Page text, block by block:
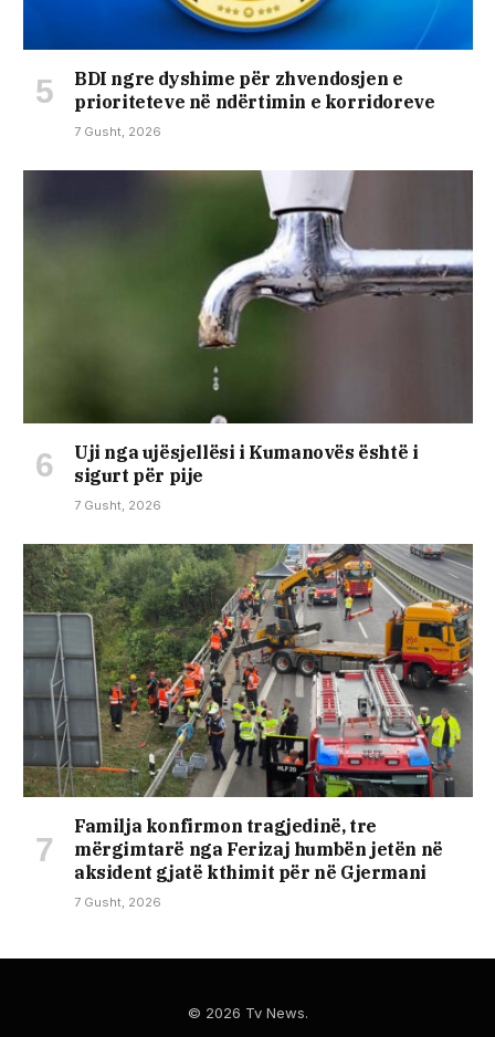
BDI ngre dyshime për zhvendosjen e
prioriteteve në ndërtimin e korridoreve
7 Gusht, 2026
Uji nga ujësjellësi i Kumanovës është i
sigurt për pije
7 Gusht, 2026
Familja konfirmon tragjedinë, tre
mërgimtarë nga Ferizaj humbën jetën në
aksident gjatë kthimit për në Gjermani
7 Gusht, 2026
© 2026 Tv News.